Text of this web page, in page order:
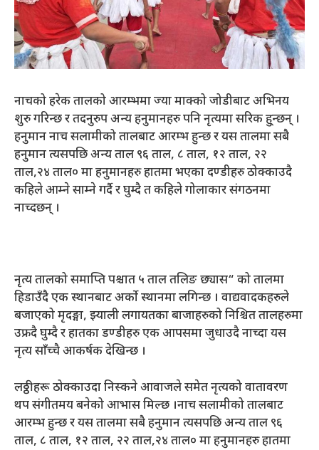
नाचको हरेक तालको आरम्भमा ज्या माक्को जोडीबाट अभिनय
शुरु गरिन्छ र तदनुरुप अन्य हनुमानहरु पनि नृत्यमा सरिक हु्न्छन् ।
हनुमान नाच सलामीको तालबाट आरम्भ हुन्छ र यस तालमा सबै
हनुमान त्यसपछि अन्य ताल ९६ ताल, ८ ताल, १२ ताल, २२
ताल,२४ ताल० मा हनुमानहरु हातमा भएका दण्डीहरु ठोक्काउदै
कहिले आम्ने साम्ने गर्दै र घुम्दै त कहिले गोलाकार संगठनमा
नाच्दछन् ।
नृत्य तालको समाप्ति पश्चात ५ ताल तलिङ छ्यास“ को तालमा
हिडाउँदै एक स्थानबाट अर्को स्थानमा लगिन्छ । वाद्यवादकहरुले
बजाएको मृदङ्गा, झ्याली लगायतका बाजाहरुको निश्चित तालहरुमा
उफ्रदै घुम्दै र हातका डण्डीहरु एक आपसमा जुधाउदै नाच्दा यस
नृत्य साँच्चै आकर्षक देखिन्छ ।
लठ्ठीहरू ठोक्काउदा निस्कने आवाजले समेत नृत्यको वातावरण
थप संगीतमय बनेको आभास मिल्छ ।नाच सलामीको तालबाट
आरम्भ हुन्छ र यस तालमा सबै हनुमान त्यसपछि अन्य ताल ९६
ताल, ८ ताल, १२ ताल, २२ ताल,२४ ताल० मा हनुमानहरु हातमा